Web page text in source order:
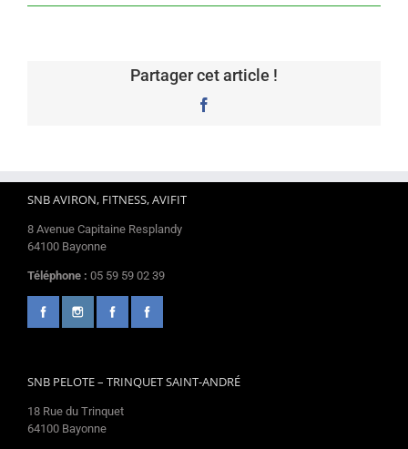
Partager cet article !
SNB AVIRON, FITNESS, AVIFIT
8 Avenue Capitaine Resplandy
64100 Bayonne
Téléphone : 05 59 59 02 39
SNB PELOTE – TRINQUET SAINT-ANDRÉ
18 Rue du Trinquet
64100 Bayonne